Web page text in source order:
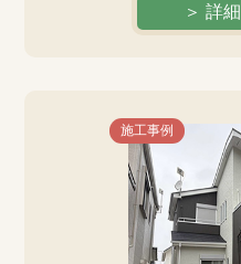
＞ 詳
施工事例